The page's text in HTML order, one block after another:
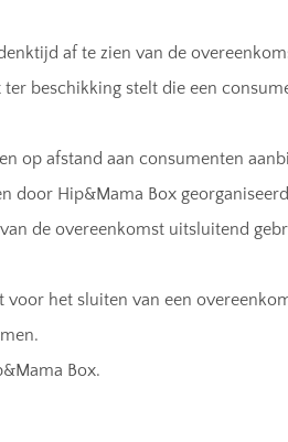
af te zien van de
beschikking stelt die een
op afstand aan consumenten
door Hip&Mama Box
de overeenkomst uitsluitend
het sluiten van een
Box.